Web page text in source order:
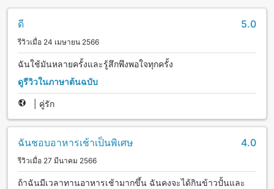
ดี 5.0
รีวิวเมื่อ 24 เมษายน 2566
ฉันใช้มันหลายครั้งและรู้สึกพึงพอใจทุกครั้ง
ดูรีวิวในภาษาต้นฉบับ
คู่รัก
ฉันชอบอาหารเช้าเป็นพิเศษ 4.0
รีวิวเมื่อ 27 มีนาคม 2566
ถ้าฉันมีเวลาทานอาหารเช้ามากขึ้น ฉันคงจะได้กินข้าวปั้นและ